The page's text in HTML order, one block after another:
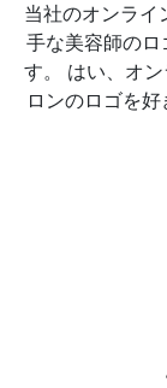
当社のオンライ
手な美容師のロ
す。 はい、オ
ロンのロゴを